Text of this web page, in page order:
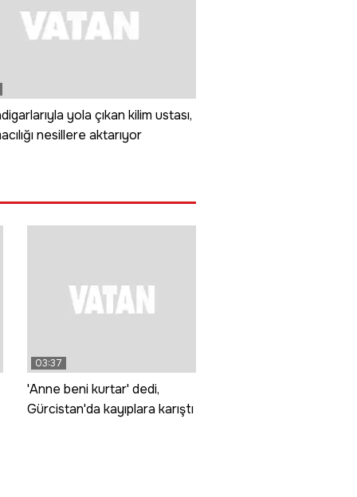
yola çıkan kilim ustası,
nesillere aktarıyor
03:37
'Anne beni kurtar' dedi,
Gürcistan'da kayıplara karıştı